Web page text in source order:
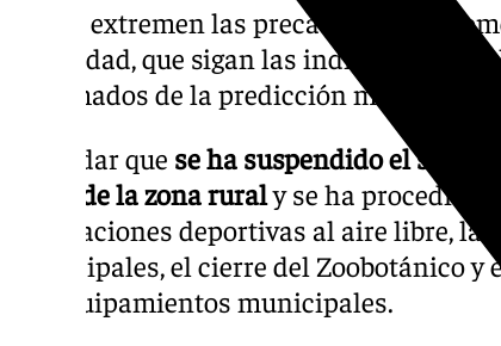
que se extremen las precauciones,
movilidad, que sigan las indicaciones
informados de la predicción
Recordar que se ha suspendido el
como de la zona ruraly se ha procedido
instalaciones deportivas al aire libre, la
municipales, el cierre del Zoobotánico y
los equipamientos municipales.